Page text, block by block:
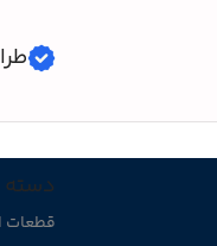
دسته
قطعات